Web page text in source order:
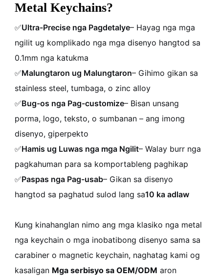
Metal Keychains?
✅Ultra-Precise nga Pagdetalye– Hayag nga mga
ngilit ug komplikado nga mga disenyo hangtod sa
0.1mm nga katukma
✅Malungtaron ug Malungtaron– Gihimo gikan sa
stainless steel, tumbaga, o zinc alloy
✅Bug-os nga Pag-customize– Bisan unsang
porma, logo, teksto, o sumbanan – ang imong
disenyo, giperpekto
✅Hamis ug Luwas nga mga Ngilit– Walay burr nga
pagkahuman para sa komportableng paghikap
✅Paspas nga Pag-usab– Gikan sa disenyo
hangtod sa paghatud sulod lang sa10 ka adlaw
Kung kinahanglan nimo ang mga klasiko nga metal
nga keychain o mga inobatibong disenyo sama sa
carabiner o magnetic keychain, naghatag kami og
kasaligan Mga serbisyo sa OEM/ODM aron